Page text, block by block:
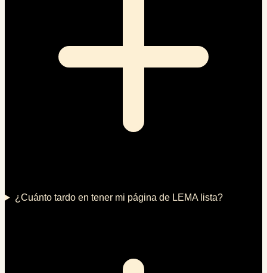
¿Cuánto tardo en tener mi página de LEMA lista?